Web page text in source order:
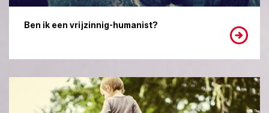
Ben ik een vrijzinnig-humanist?